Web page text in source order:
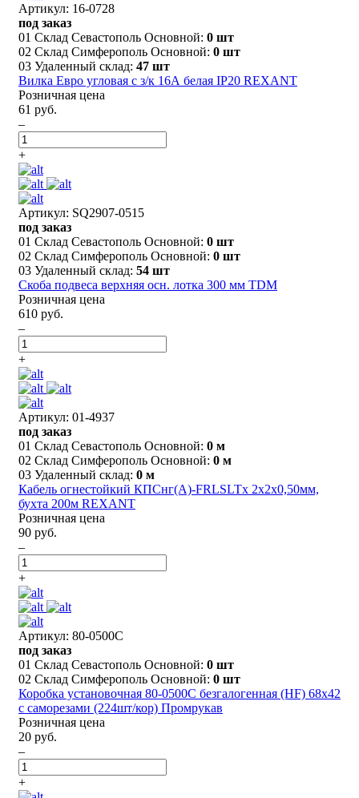
Артикул: 16-0728
под заказ
01 Склад Севастополь Основной: 0 шт
02 Склад Симферополь Основной: 0 шт
03 Удаленный склад: 47 шт
Вилка Евро угловая с з/к 16А белая IP20 REXANT
Розничная цена
61 руб.
–
+
Артикул: SQ2907-0515
под заказ
01 Склад Севастополь Основной: 0 шт
02 Склад Симферополь Основной: 0 шт
03 Удаленный склад: 54 шт
Скоба подвеса верхняя осн. лотка 300 мм TDM
Розничная цена
610 руб.
–
+
Артикул: 01-4937
под заказ
01 Склад Севастополь Основной: 0 м
02 Склад Симферополь Основной: 0 м
03 Удаленный склад: 0 м
Кабель огнестойкий КПСнг(А)-FRLSLTx 2x2x0,50мм,
бухта 200м REXANT
Розничная цена
90 руб.
–
+
Артикул: 80-0500С
под заказ
01 Склад Севастополь Основной: 0 шт
02 Склад Симферополь Основной: 0 шт
Коробка установочная 80-0500С безгалогенная (HF) 68х42
с саморезами (224шт/кор) Промрукав
Розничная цена
20 руб.
–
+